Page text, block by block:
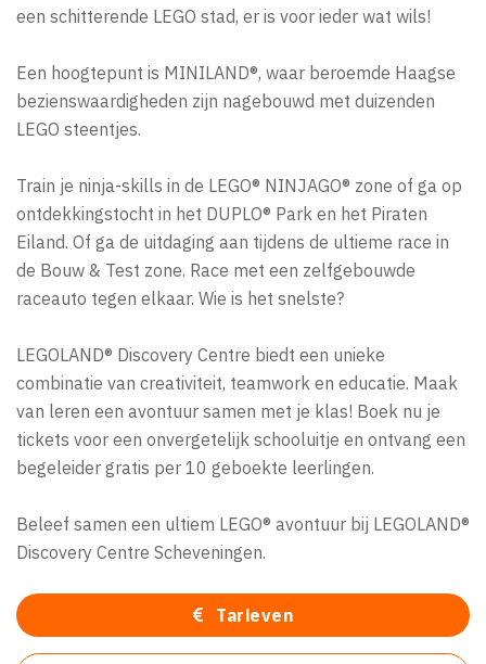
een schitterende LEGO stad, er is voor ieder wat wils!
Een hoogtepunt is MINILAND®, waar beroemde Haagse
bezienswaardigheden zijn nagebouwd met duizenden
LEGO steentjes.
Train je ninja-skills in de LEGO® NINJAGO® zone of ga op
ontdekkingstocht in het DUPLO® Park en het Piraten
Eiland. Of ga de uitdaging aan tijdens de ultieme race in
de Bouw & Test zone. Race met een zelfgebouwde
raceauto tegen elkaar. Wie is het snelste?
LEGOLAND® Discovery Centre biedt een unieke
combinatie van creativiteit, teamwork en educatie. Maak
van leren een avontuur samen met je klas! Boek nu je
tickets voor een onvergetelijk schooluitje en ontvang een
begeleider gratis per 10 geboekte leerlingen.
Beleef samen een ultiem LEGO® avontuur bij LEGOLAND®
Discovery Centre Scheveningen.
Tarieven